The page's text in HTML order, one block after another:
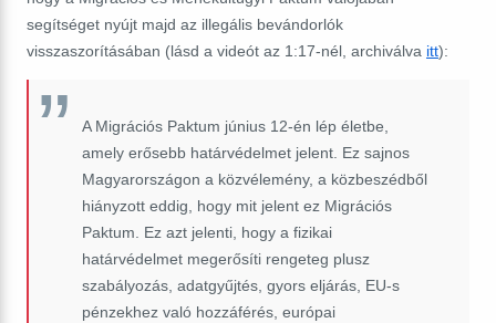
segítséget nyújt majd az illegális bevándorlók
visszaszorításában (lásd a videót az 1:17-nél, archiválva itt):
A Migrációs Paktum június 12-én lép életbe,
amely erősebb határvédelmet jelent. Ez sajnos
Magyarországon a közvélemény, a közbeszédből
hiányzott eddig, hogy mit jelent ez Migrációs
Paktum. Ez azt jelenti, hogy a fizikai
határvédelmet megerősíti rengeteg plusz
szabályozás, adatgyűjtés, gyors eljárás, EU-s
pénzekhez való hozzáférés, európai